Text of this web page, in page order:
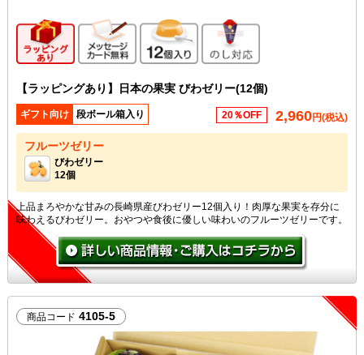
ギフト向け商品メッセージカード無料
12個入り のし対応
【ラッピングあり】日本の果実 びわゼリー(12個)
ギフト向け 段ボール箱入り 20％OFF 2,960円(税込)
フルーツゼリー
びわゼリー
12個
上品まろやかな甘みの長崎県産びわゼリー12個入り！肉厚な果実を存分に
味わえるびわゼリー。おやつや食後に優しい味わいのフルーツゼリーです。
商品コード 4105-5